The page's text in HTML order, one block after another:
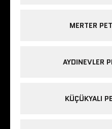
MERTER
AYDINEVLER
KÜÇÜKYALI